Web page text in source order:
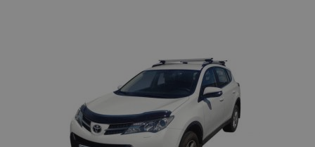
liste
d'achats